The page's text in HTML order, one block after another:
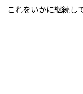
これをいかに継続し